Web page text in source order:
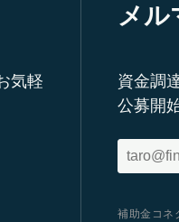
気軽
メル
資金調
公募開
補助金コネ